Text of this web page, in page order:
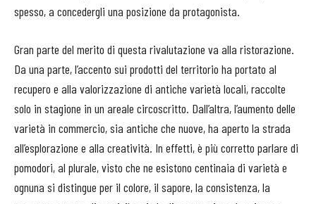
spesso, a concedergli una posizione da protagonista.
Gran parte del merito di questa rivalutazione va alla ristorazione.
Da una parte, l’accento sui prodotti del territorio ha portato al
recupero e alla valorizzazione di antiche varietà locali, raccolte
solo in stagione in un areale circoscritto. Dall’altra, l’aumento delle
varietà in commercio, sia antiche che nuove, ha aperto la strada
all’esplorazione e alla creatività. In effetti, è più corretto parlare di
pomodori, al plurale, visto che ne esistono centinaia di varietà e
ognuna si distingue per il colore, il sapore, la consistenza, la